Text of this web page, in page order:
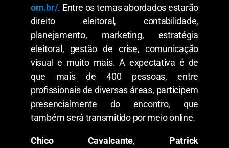
om.br/. Entre os temas abordados estarão
direito eleitoral, contabilidade,
planejamento, marketing, estratégia
eleitoral, gestão de crise, comunicação
visual e muito mais. A expectativa é de
que mais de 400 pessoas, entre
profissionais de diversas áreas, participem
presencialmente do encontro, que
também será transmitido por meio online.
Chico Cavalcante, Patrick